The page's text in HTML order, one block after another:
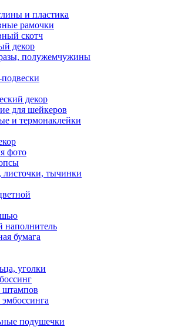
и пластика
рамочки
скотч
декор
полужемчужины
декор
для шейкеров
и термонаклейки
фото
листочки, тычинки
бумага
уголки
штампов
подушечки